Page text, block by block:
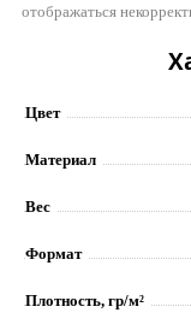
отображаться
Цвет
Материал
Вес
Формат
Плотность, гр/м²